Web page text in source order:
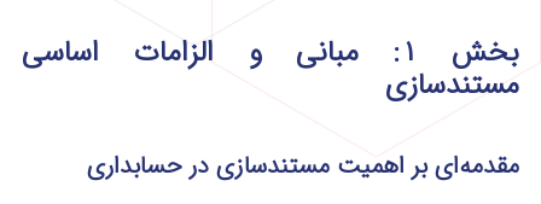
بخش ۱: مبانی و الزامات اساسی
مستندسازی
مقدمه‌ای بر اهمیت مستندسازی در حسابداری